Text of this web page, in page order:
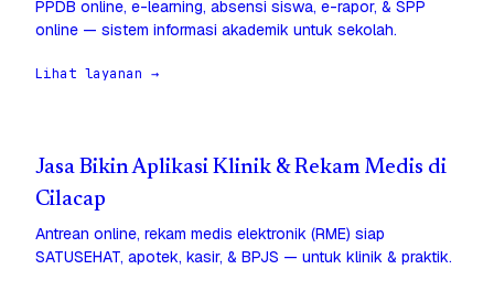
PPDB online, e-learning, absensi siswa, e-rapor, & SPP
online — sistem informasi akademik untuk sekolah.
Lihat layanan →
Jasa Bikin Aplikasi Klinik & Rekam Medis di
Cilacap
Antrean online, rekam medis elektronik (RME) siap
SATUSEHAT, apotek, kasir, & BPJS — untuk klinik & praktik.